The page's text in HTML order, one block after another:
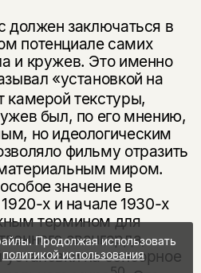
должен заключаться в
потен­циале самих
и кружев. Это именно
«установкой на
камерой текстуры,
был, по его мнению,
но идеологичес­ким
фильму отразить
миром.
значение в
х и начале 1930-х
термином для
авангарда,
на сенсорное
Продолжая использовать
политикой использования